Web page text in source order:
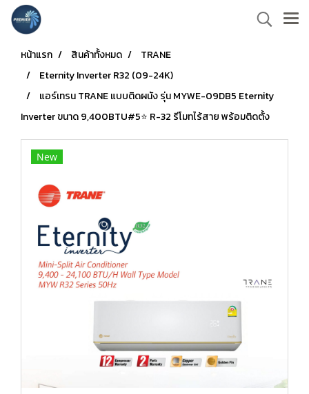
หน้าแรก สินค้าทั้งหมด
TRANE
Eternity Inverter R32 (09-24K)
แอร์เทรน TRANE แบบติดผนัง รุ่น MYWE-09DB5 Eternity
Inverter ขนาด 9,400BTU#5⭐ R-32 รีโมทไร้สาย พร้อมติดตั้ง
New